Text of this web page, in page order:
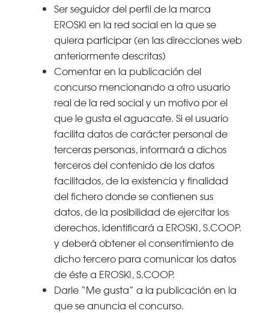
Ser seguidor del perfil de la marca
EROSKI en la red social en la que se
quiera participar (en las direcciones web
anteriormente descritas)
Comentar en la publicación del
concurso mencionando a otro usuario
real de la red social y un motivo por el
que le gusta el aguacate. Si el usuario
facilita datos de carácter personal de
terceras personas, informará a dichos
terceros del contenido de los datos
facilitados, de la existencia y finalidad
del fichero donde se contienen sus
datos, de la posibilidad de ejercitar los
derechos, identificará a EROSKI, S.COOP.
y deberá obtener el consentimiento de
dicho tercero para comunicar los datos
de éste a EROSKI, S.COOP.
Darle “Me gusta” a la publicación en la
que se anuncia el concurso.